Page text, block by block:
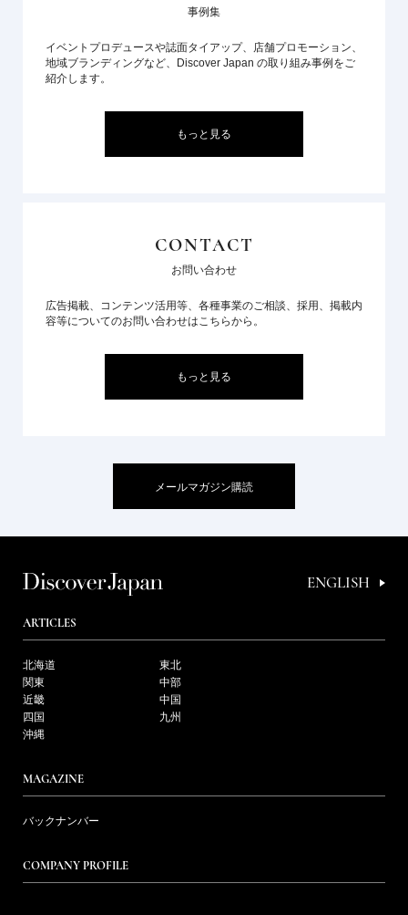
事例集
イベントプロデュースや誌面タイアップ、店舗プロモーション、
地域ブランディングなど、Discover Japan の取り組み事例をご
紹介します。
もっと見る
CONTACT
お問い合わせ
広告掲載、コンテンツ活用等、各種事業のご相談、採用、掲載内
容等についてのお問い合わせはこちらから。
もっと見る
メールマガジン購読
ENGLISH
ARTICLES
北海道
東北
関東
中部
近畿
中国
四国
九州
沖縄
MAGAZINE
バックナンバー
COMPANY PROFILE